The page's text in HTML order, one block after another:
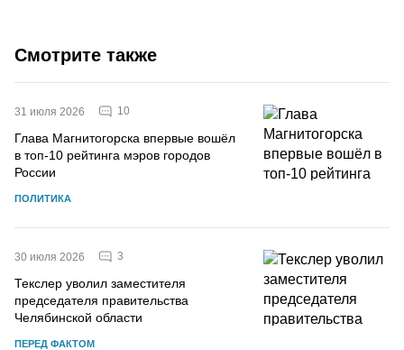
Смотрите также
31 июля 2026 10
Глава Магнитогорска впервые вошёл
в топ-10 рейтинга мэров городов
России
ПОЛИТИКА
30 июля 2026 3
Текслер уволил заместителя
председателя правительства
Челябинской области
ПЕРЕД ФАКТОМ